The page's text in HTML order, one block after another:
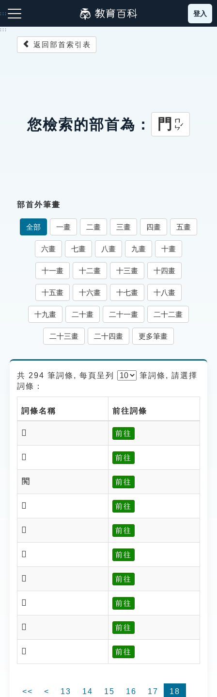
到
主
:::
成語故事
索引選單
知識索引
單字索引
生命大百科索引
遊戲專區
貓頭鷹博士
登入
:::
返回部首索引表
您檢索的部首為： 門 ㄇㄣˊ
部首外筆畫
全部 一畫 二畫 三畫 四畫 五畫
六畫 七畫 八畫 九畫 十畫
十一畫 十二畫 十三畫 十四畫
十五畫 十六畫 十七畫 十八畫
十九畫 二十畫 二十一畫 二十二畫
二十三畫 二十四畫 更多筆畫
共 294 筆詞條, 每頁呈列 筆詞條, 請選擇
詞條：
詞條名稱 前往詞條
𨴎 前往
𨴏 前往
𨴐 前往
𨴑 前往
𨴒 前往
𨴓 前往
𨴔 前往
𨴕 前往
𨴖 前往
𨴗 前往
<< < 13 14 15 16 17
18